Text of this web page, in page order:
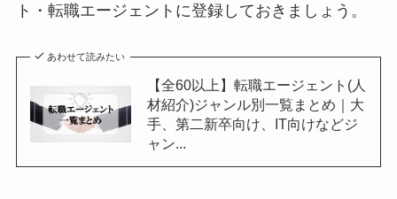
ト・転職エージェントに登録しておきましょう。
あわせて読みたい
【全60以上】転職エージェント(人
材紹介)ジャンル別一覧まとめ｜大
手、第二新卒向け、IT向けなどジ
ャン...